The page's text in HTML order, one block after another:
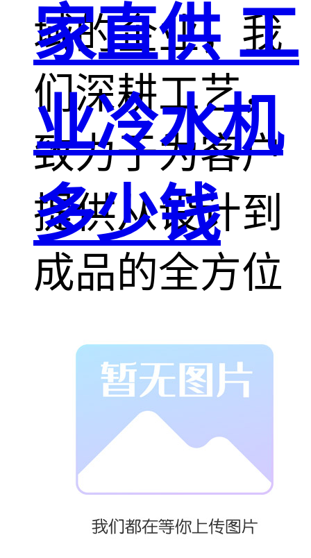
域的企业，我
们深耕工艺，
致力于为客户
提供从设计到
成品的全方位
解决方案，以
精湛技艺助力
品牌彰显独特
魅力。
家直供 工
业冷水机
多少钱